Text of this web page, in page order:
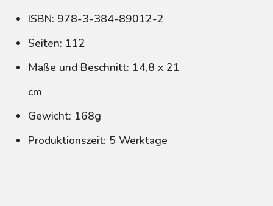
ISBN: 978-3-384-89012-2
Seiten: 112
Maße und Beschnitt: 14,8 x 21
cm
Gewicht: 168g
Produktionszeit: 5 Werktage